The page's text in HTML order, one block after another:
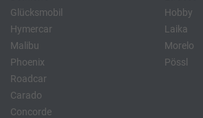
Glücksmobil
Hymercar
Malibu
Phoenix
Roadcar
Hobby
Laika
Morelo
Pössl
Carado
Concorde